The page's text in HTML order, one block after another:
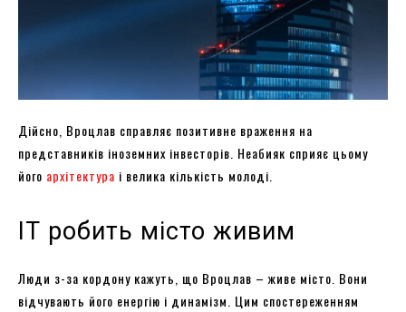
Дійсно, Вроцлав справляє позитивне враження на
представників іноземних інвесторів. Неабияк сприяє цьому
його архітектура і велика кількість молоді.
ІТ робить місто живим
Люди з-за кордону кажуть, що Вроцлав – живе місто. Вони
відчувають його енергію і динамізм. Цим спостереженням